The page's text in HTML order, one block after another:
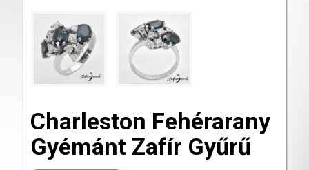
Charleston Fehérarany
Gyémánt Zafír Gyűrű